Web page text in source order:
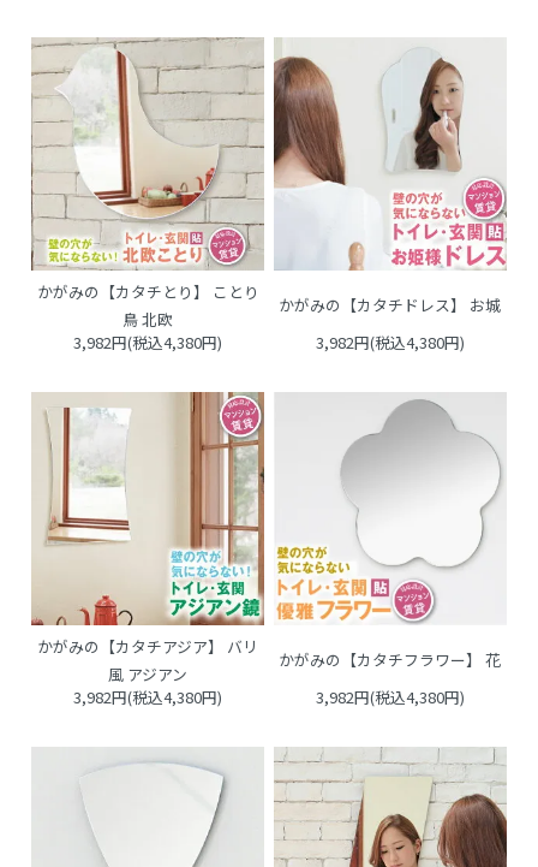
かがみの【カタチとり】 ことり
鳥 北欧
3,982円(税込4,380円)
かがみの【カタチドレス】 お城
3,982円(税込4,380円)
かがみの【カタチアジア】 バリ
風 アジアン
3,982円(税込4,380円)
かがみの【カタチフラワー】 花
3,982円(税込4,380円)